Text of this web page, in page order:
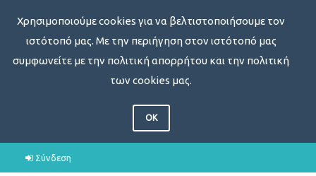
Χρησιμοποιούμε cookies για να βελτιστοποιήσουμε τον
ιστότοπό μας. Με την περιήγηση στον ιστότοπό μας
συμφωνείτε με την πολιτική απορρήτου και την πολιτική
των cookies μας.
OK
Σύνδεση